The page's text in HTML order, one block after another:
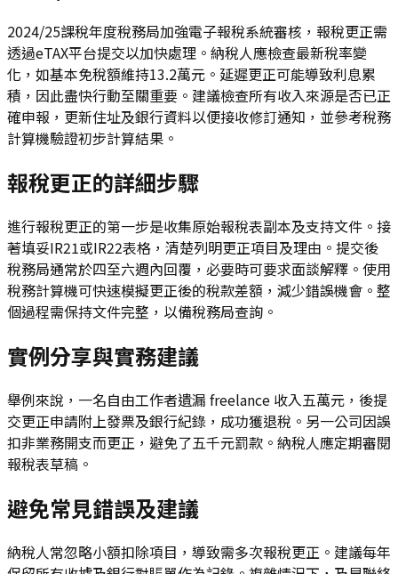
2024/25課稅年度稅務局加強電子報稅系統審核，報稅更正需
透過eTAX平台提交以加快處理。納稅人應檢查最新稅率變
化，如基本免稅額維持13.2萬元。延遲更正可能導致利息累
積，因此盡快行動至關重要。建議檢查所有收入來源是否已正
確申報，更新住址及銀行資料以便接收修訂通知，並參考稅務
計算機驗證初步計算結果。
報稅更正的詳細步驟
進行報稅更正的第一步是收集原始報稅表副本及支持文件。接
著填妥IR21或IR22表格，清楚列明更正項目及理由。提交後
稅務局通常於四至六週內回覆，必要時可要求面談解釋。使用
稅務計算機可快速模擬更正後的稅款差額，減少錯誤機會。整
個過程需保持文件完整，以備稅務局查詢。
實例分享與實務建議
舉例來說，一名自由工作者遺漏 freelance 收入五萬元，後提
交更正申請附上發票及銀行紀錄，成功獲退稅。另一公司因誤
扣非業務開支而更正，避免了五千元罰款。納稅人應定期審閱
報稅表草稿。
避免常見錯誤及建議
納稅人常忽略小額扣除項目，導致需多次報稅更正。建議每年